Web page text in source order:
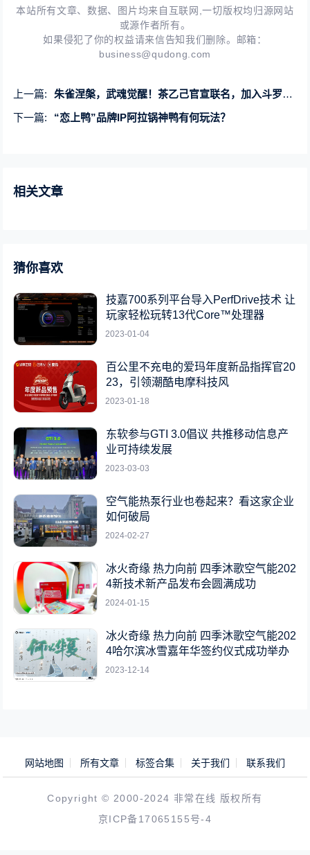
本站所有文章、数据、图片均来自互联网,一切版权均归源网站
或源作者所有。
如果侵犯了你的权益请来信告知我们删除。邮箱：
business@qudong.com
上一篇:
朱雀涅槃，武魂觉醒！茶乙己官宣联名，加入斗罗宇宙
下一篇:
“恋上鸭”品牌IP阿拉锅神鸭有何玩法？
相关文章
猜你喜欢
技嘉700系列平台导入PerfDrive技术 让
玩家轻松玩转13代Core™处理器
2023-01-04
百公里不充电的爱玛年度新品指挥官20
23，引领潮酷电摩科技风
2023-01-18
东软参与GTI 3.0倡议 共推移动信息产
业可持续发展
2023-03-03
空气能热泵行业也卷起来？看这家企业
如何破局
2024-02-27
冰火奇缘 热力向前 四季沐歌空气能202
4新技术新产品发布会圆满成功
2024-01-15
冰火奇缘 热力向前 四季沐歌空气能202
4哈尔滨冰雪嘉年华签约仪式成功举办
2023-12-14
网站地图 所有文章 标签合集 关于我们 联系我们
Copyright © 2000-2024 非常在线 版权所有
京ICP备17065155号-4